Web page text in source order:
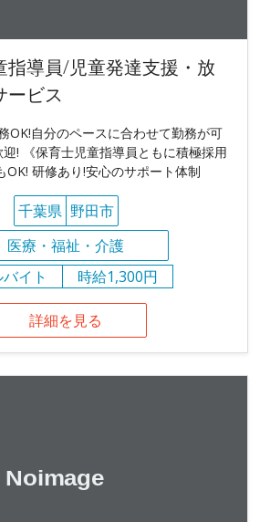
指導員/児童発達支援・放
ービス
OK!自分のペースに合わせて勤務が可
! 《保育士児童指導員ともに積極採用
OK! 研修あり!安心のサポート体制
千葉県 野田市
医療・福祉・介護
イト
時給1,300円
詳細を見る